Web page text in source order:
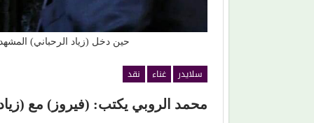
حين دخل (زياد الرحباني)
سلايدر غناء
نقد
محمد الروبي يكتب: (فيروز) مع